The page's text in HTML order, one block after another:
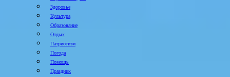
Здоровье
Культура
Образование
Отдых
Патриотизм
Погода
Помощь
Праздник